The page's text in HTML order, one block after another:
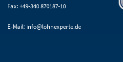
Fax: +49-340 870187-10
E-Mail: info@lohnexperte.de